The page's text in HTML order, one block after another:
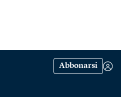
Abbonarsi